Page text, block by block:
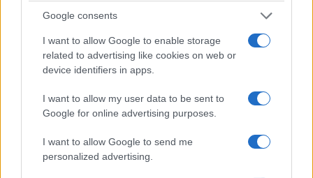
Google consents
I want to allow Google to enable storage
related to advertising like cookies on web or
device identifiers in apps.
I want to allow my user data to be sent to
Google for online advertising purposes.
I want to allow Google to send me
personalized advertising.